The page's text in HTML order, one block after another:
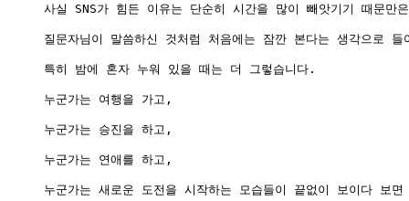
사실 SNS가 힘든 이유는 단순히 시간을 많이 빼앗기기 때문만
질문자님이 말씀하신 것처럼 처음에는 잠깐 본다는 생각으로
특히 밤에 혼자 누워 있을 때는 더 그렇습니다.
누군가는 여행을 가고,
누군가는 승진을 하고,
누군가는 연애를 하고,
누군가는 새로운 도전을 시작하는 모습들이 끝없이 보이다 보